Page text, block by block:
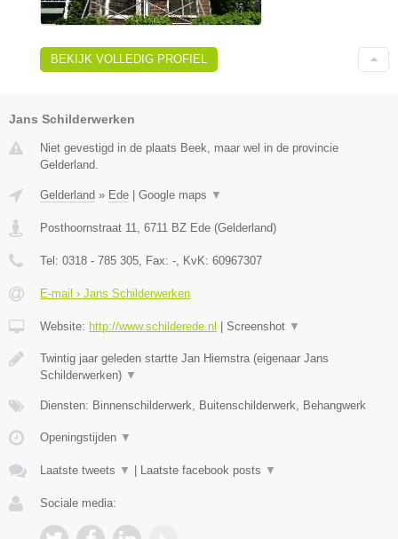
BEKIJK VOLLEDIG PROFIEL
Jans Schilderwerken
Niet gevestigd in de plaats Beek, maar wel in de provincie
Gelderland.
Gelderland » Ede Google maps ▼
Posthoornstraat 11 6711 BZ Ede (Gelderland)
Tel: 0318 - 785 305 , Fax: - , KvK: 60967307
E-mail › Jans Schilderwerken
Website: http://www.schilderede.nl Screenshot ▼
Twintig jaar geleden startte Jan Hiemstra (eigenaar Jans
Schilderwerken) ▼
Diensten: Binnenschilderwerk, Buitenschilderwerk, Behangwerk
Openingstijden ▼
Laatste tweets ▼ Laatste facebook posts ▼
Sociale media: